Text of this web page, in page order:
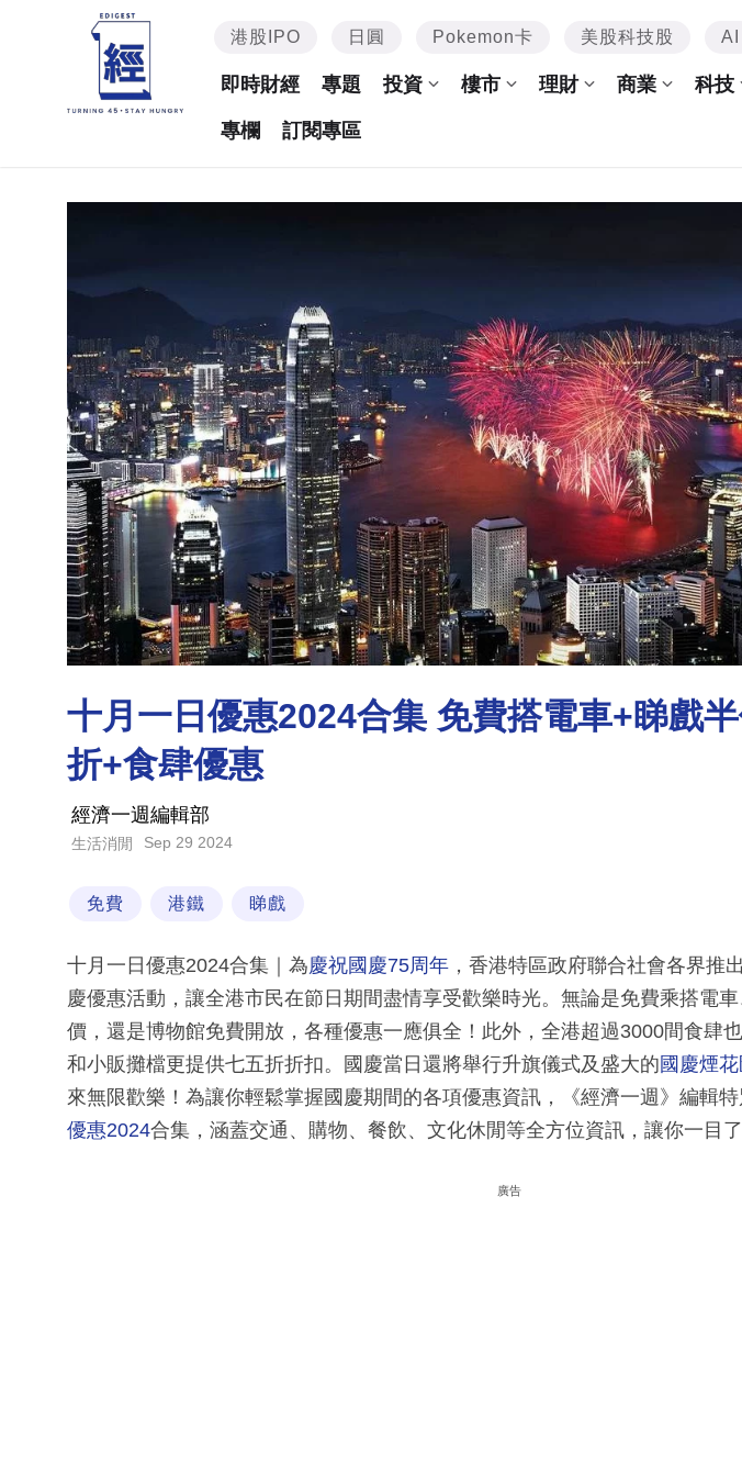
港股IPO 日圓 Pokemon卡 美股科技股 AI
即時財經 專題 投資 樓市 理財 商業 科技
專欄 訂閱專區
十月一日優惠2024合集 免費搭電車+睇戲
折+食肆優惠
經濟一週編輯部
生活消閒 Sep 29 2024
免費 港鐵 睇戲
十月一日優惠2024合集｜為慶祝國慶75周年 ，香港特區政府聯合社會各界推
慶優惠活動，讓全港市民在節日期間盡情享受歡樂時光。無論是免費乘搭電
價，還是博物館免費開放，各種優惠一應俱全！此外，全港超過3000間食肆
和小販攤檔更提供七五折折扣。國慶當日還將舉行升旗儀式及盛大的 國慶煙
來無限歡樂！為讓你輕鬆掌握國慶期間的各項優惠資訊，《經濟一週》編輯
優惠2024合集，涵蓋交通、購物、餐飲、文化休閒等全方位資訊，讓你一目了
廣告